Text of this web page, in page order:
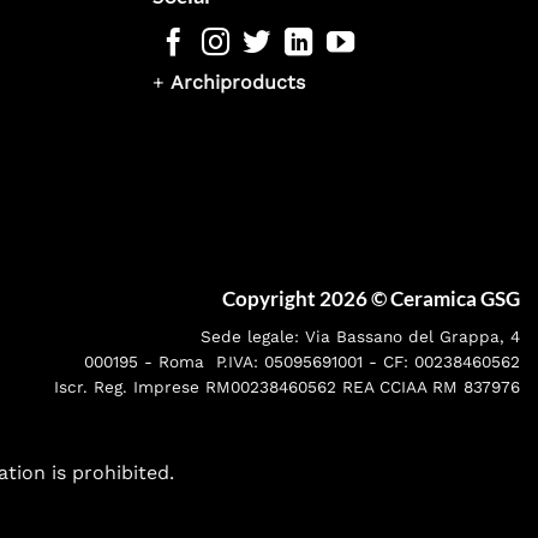
+ Archiproducts
Copyright 2026 ©Ceramica GSG
Sede legale: Via Bassano del Grappa, 4
000195 - Roma P.IVA: 05095691001 - CF: 00238460562
Iscr. Reg. Imprese RM00238460562 REA CCIAA RM 837976
is prohibited.